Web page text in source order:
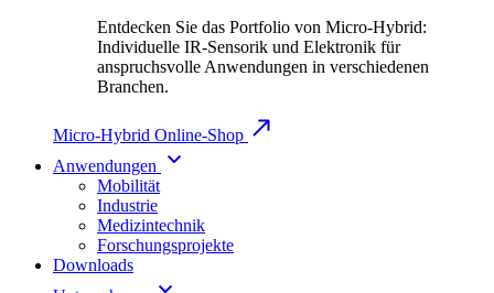
Entdecken Sie das Portfolio von Micro-Hybrid:
Individuelle IR-Sensorik und Elektronik für
anspruchsvolle Anwendungen in verschiedenen
Branchen.
Micro-Hybrid Online-Shop
Anwendungen
Mobilität
Industrie
Medizintechnik
Forschungsprojekte
Downloads